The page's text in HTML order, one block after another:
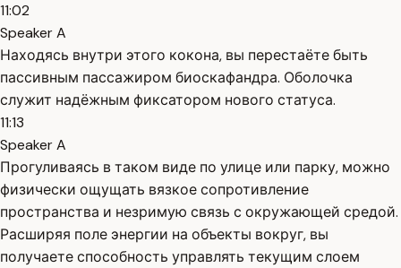
11:02
Speaker A
Находясь внутри этого кокона, вы перестаёте быть
пассивным пассажиром биоскафандра. Оболочка
служит надёжным фиксатором нового статуса.
11:13
Speaker A
Прогуливаясь в таком виде по улице или парку, можно
физически ощущать вязкое сопротивление
пространства и незримую связь с окружающей средой.
Расширяя поле энергии на объекты вокруг, вы
получаете способность управлять текущим слоем